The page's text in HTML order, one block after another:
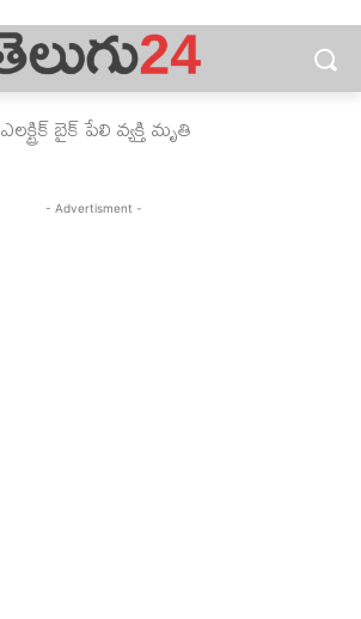
ఎలక్ట్రిక్‌ బైక్‌ పేలి వ్యక్తి మృతి
- Advertisment -